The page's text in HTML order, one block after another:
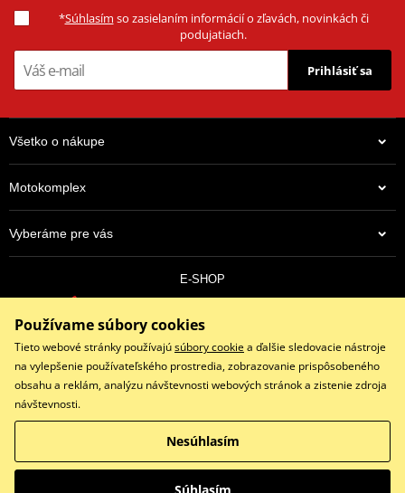
*Súhlasím so zasielaním informácií o zľavách, novinkách či
podujatiach.
Prihlásiť sa
Všetko o nákupe
Motokomplex
Vyberáme pre vás
E-SHOP
objednavky@eshopmotokomplex.sk
Po - Pia: 8:30-17:00 | Nedeľa: ZATVORENÉ
Facebook
Copyright © 2026 www.eshopmotokomplex.sk
Všetky práva vyhradené
Používame súbory cookies
Tieto webové stránky používajúsúbory cookiea ďalšie sledovacie nástroje
na vylepšenie používateľského prostredia, zobrazovanie prispôsobeného
obsahu a reklám, analýzu návštevnosti webových stránok a zistenie zdroja
návštevnosti.
Nesúhlasím